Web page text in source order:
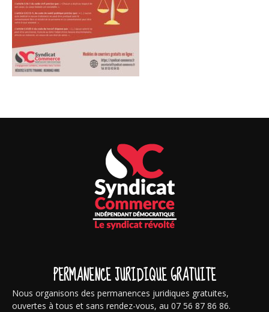
PERMANENCE JURIDIQUE GRATUITE
Nous organisons des permanences juridiques gratuites,
ouvertes à tous et sans rendez-vous, au 07 56 87 86 86.